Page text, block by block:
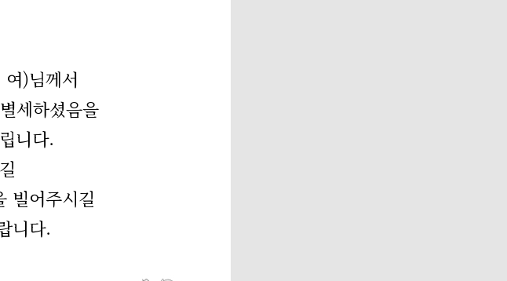
)님께서
세하셨음을
니다.
빌어주시길
니다.